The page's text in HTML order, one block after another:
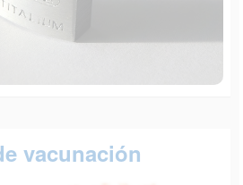
vacunación